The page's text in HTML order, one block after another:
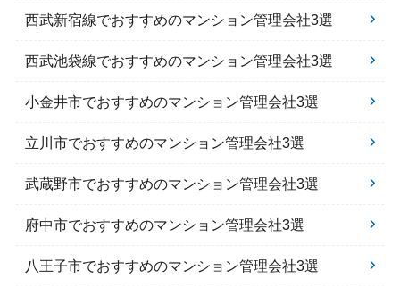
西武新宿線でおすすめのマンション管理会社3選
西武池袋線でおすすめのマンション管理会社3選
小金井市でおすすめのマンション管理会社3選
立川市でおすすめのマンション管理会社3選
武蔵野市でおすすめのマンション管理会社3選
府中市でおすすめのマンション管理会社3選
八王子市でおすすめのマンション管理会社3選